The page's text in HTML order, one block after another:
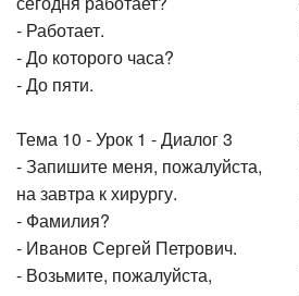
- Работает.
- До которого часа?
- До пяти.
Тема 10 - Урок 1 - Диалог 3
- Запишите меня, пожалуйста,
на завтра к хирургу.
- Фамилия?
- Иванов Сергей Петрович.
- Возьмите, пожалуйста,